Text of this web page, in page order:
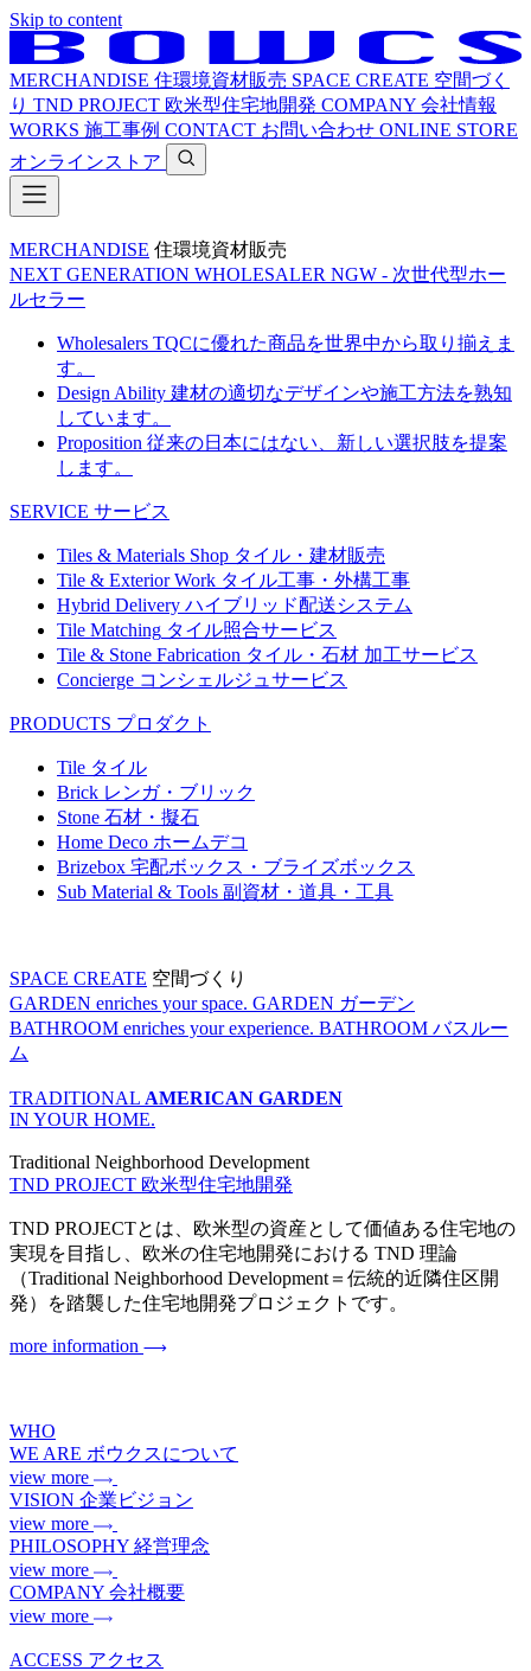
Skip to content
MERCHANDISE 住環境資材販売 SPACE CREATE 空間づく
り TND PROJECT 欧米型住宅地開発 COMPANY 会社情報
WORKS 施工事例 CONTACT お問い合わせ ONLINE STORE
オンラインストア
MERCHANDISE 住環境資材販売
NEXT GENERATION WHOLESALER NGW - 次世代型ホー
ルセラー
Wholesalers TQCに優れた商品を世界中から取り揃えま
す。
Design Ability 建材の適切なデザインや施工方法を熟知
しています。
Proposition 従来の日本にはない、新しい選択肢を提案
します。
SERVICE サービス
Tiles & Materials Shop タイル・建材販売
Tile & Exterior Work タイル工事・外構工事
Hybrid Delivery ハイブリッド配送システム
Tile Matching タイル照合サービス
Tile & Stone Fabrication タイル・石材 加工サービス
Concierge コンシェルジュサービス
PRODUCTS プロダクト
Tile タイル
Brick レンガ・ブリック
Stone 石材・擬石
Home Deco ホームデコ
Brizebox 宅配ボックス・ブライズボックス
Sub Material & Tools 副資材・道具・工具
SPACE CREATE 空間づくり
GARDEN enriches your space. GARDEN ガーデン
BATHROOM enriches your experience. BATHROOM バスルー
ム
TRADITIONAL AMERICAN GARDEN
IN YOUR HOME.
Traditional Neighborhood Development
TND PROJECT 欧米型住宅地開発
TND PROJECTとは、欧米型の資産として価値ある住宅地の
実現を目指し、欧米の住宅地開発における TND 理論
（Traditional Neighborhood Development＝伝統的近隣住区開
発）を踏襲した住宅地開発プロジェクトです。
more information
WHO
WE ARE ボウクスについて
view more
VISION 企業ビジョン
view more
PHILOSOPHY 経営理念
view more
COMPANY 会社概要
view more
ACCESS アクセス